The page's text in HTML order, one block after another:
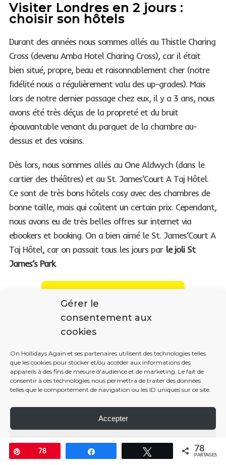
Gérer le
consentement aux
cookies
On Hollidays Again et ses partenaires utilisent des technologies telles
que les cookies pour stocker et/ou accéder aux informations des
appareils à des fins de mesure d'audience et de marketing. Le fait de
consentir à ces technologies nous permettra de traiter des données
telles que le comportement de navigation ou les ID uniques sur ce site.
Accepter
Paramétrer
Visiter Londres en 2 jours :
choisir son hôtels
Durant des années nous sommes allés au Thistle Charing
Cross (devenu Amba Hotel Charing Cross), car il était
bien situé, propre, beau et raisonnablement cher (notre
fidélité nous a régulièrement valu des up-grades). Mais
lors de notre dernier passage chez eux, il y a 3 ans, nous
avons été très déçus de la propreté et du bruit
épouvantable venant du parquet de la chambre au-
dessus et des voisins.
Dès lors, nous sommes allés au One Aldwych (dans le
cartier des théâtres) et au St. James’Court A Taj Hôtel.
Ce sont de très bons hôtels cosy avec des chambres de
bonne taille, mais qui coûtent un certain prix. Cependant,
nous avons eu de très belles offres sur internet via
ebookers et booking. On a bien aimé le St. James’Court A
Taj Hôtel, car on passait tous les jours par le joli St
James’s Park.
St James’s Park
Enregistrer
78 Tweetez 78
PARTAGES